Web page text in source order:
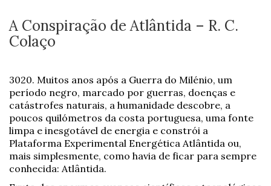
A Conspiração de Atlântida – R. C.
Colaço
3020. Muitos anos após a Guerra do Milénio, um
período negro, marcado por guerras, doenças e
catástrofes naturais, a humanidade descobre, a
poucos quilómetros da costa portuguesa, uma fonte
limpa e inesgotável de energia e constrói a
Plataforma Experimental Energética Atlântida ou,
mais simplesmente, como havia de ficar para sempre
conhecida: Atlântida.